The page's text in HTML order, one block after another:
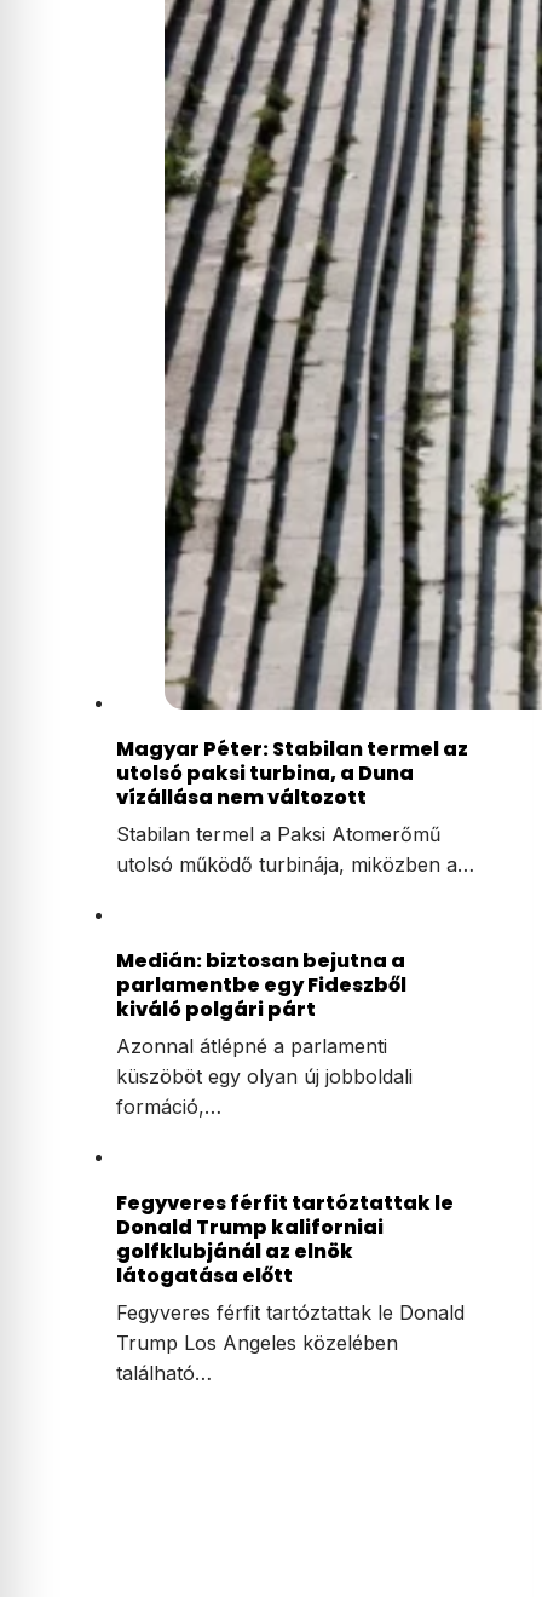
Magyar Péter: Stabilan termel az
utolsó paksi turbina, a Duna
vízállása nem változott
Stabilan termel a Paksi Atomerőmű
utolsó működő turbinája, miközben a…
Medián: biztosan bejutna a
parlamentbe egy Fideszből
kiváló polgári párt
Azonnal átlépné a parlamenti
küszöböt egy olyan új jobboldali
formáció,…
Fegyveres férfit tartóztattak le
Donald Trump kaliforniai
golfklubjánál az elnök
látogatása előtt
Fegyveres férfit tartóztattak le Donald
Trump Los Angeles közelében
található…